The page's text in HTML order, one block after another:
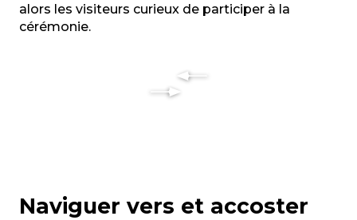
alors les visiteurs curieux de participer à la
cérémonie.
Naviguer vers et accoster